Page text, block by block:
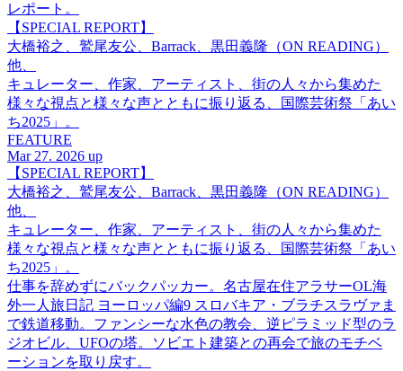
レポート。
【SPECIAL REPORT】
大橋裕之、鷲尾友公、Barrack、黒田義隆（ON READING）
他、
キュレーター、作家、アーティスト、街の人々から集めた
様々な視点と様々な声とともに振り返る、国際芸術祭「あい
ち2025」。
FEATURE
Mar 27. 2026 up
【SPECIAL REPORT】
大橋裕之、鷲尾友公、Barrack、黒田義隆（ON READING）
他、
キュレーター、作家、アーティスト、街の人々から集めた
様々な視点と様々な声とともに振り返る、国際芸術祭「あい
ち2025」。
仕事を辞めずにバックパッカー。名古屋在住アラサーOL海
外一人旅日記 ヨーロッパ編9 スロバキア・ブラチスラヴァま
で鉄道移動。ファンシーな水色の教会、逆ピラミッド型のラ
ジオビル、UFOの塔。ソビエト建築との再会で旅のモチベ
ーションを取り戻す。